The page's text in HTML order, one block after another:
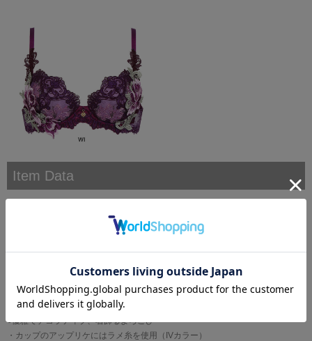
Item Data
黄金に輝くデコラティブな装飾、優雅でロマンティックなフラワープリント、
ラメ糸とスワロフスキー・クリスタルのリュクスな輝き。
●くっきりと深い谷間を
・バストボリュームを脇から中央に寄せ、きれいな谷間を作るプッシュアップ
タイプ
●優雅でデコラティブ、着飾るよろこび
・カップのアップリケにはラメ糸を使用（IVカラー）